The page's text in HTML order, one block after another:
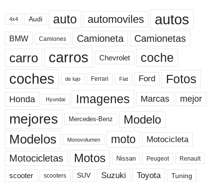
4x4 Audi auto automoviles autos
BMW Camiones Camioneta Camionetas
carro carros Chevrolet coche
coches de lujo Ferrari Fiat Ford Fotos
Honda Hyundai Imagenes Marcas mejor
mejores Mercedes-Benz Modelo
Modelos Monovolumen moto Motocicleta
Motocicletas Motos Nissan Peugeot Renault
scooter scooters SUV Suzuki Toyota Tuning